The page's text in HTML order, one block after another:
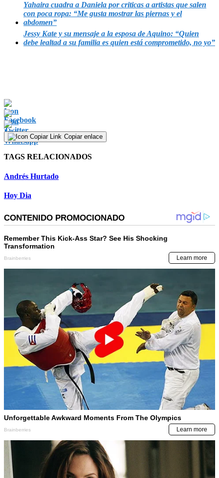
Yahaira cuadra a Daniela por criticas a artistas que salen
con poca ropa: “Me gusta mostrar las piernas y el
abdomen”
Jessy Kate y su mensaje a la esposa de Aquino: “Quien
debe lealtad a su familia es quien está comprometido, no yo”
Copiar enlace
TAGS RELACIONADOS
Andrés Hurtado
Hoy Dia